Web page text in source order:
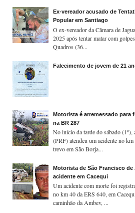
Ex-vereador acusado de
Popular em Santiago
O ex-vereador da Câmara de
2025 após tentar matar com
Quadros (36...
Falecimento de jovem de 21
Motorista é arremessado para
na BR 287
No início da tarde do sábado
(PRF) atendeu um acidente no
trevo em São Borja...
Motorista de São Francisco de
acidente em Cacequi
Um acidente com morte foi
no km 40 da ERS 640, em
caminhão da Ambev, ...